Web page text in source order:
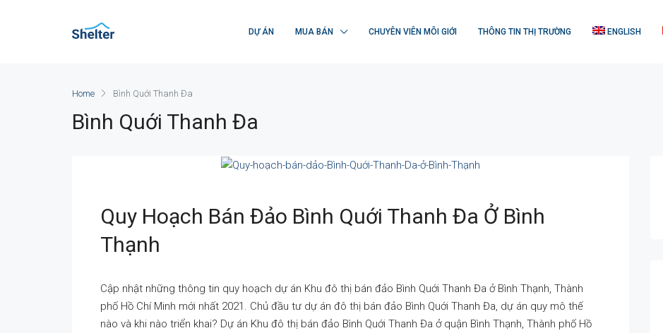
DỰ ÁN MUA BÁN CHUYÊN VIÊN MÔI GIỚI THÔNG TIN THỊ TRƯỜNG ENGLISH
Home Bình Quới Thanh Đa
Bình Quới Thanh Đa
Quy Hoạch Bán Đảo Bình Quới Thanh Đa Ở Bình
Thạnh
Cập nhật những thông tin quy hoạch dự án Khu đô thị bán đảo Bình Quới Thanh Đa ở Bình Thạnh, Thành
phố Hồ Chí Minh mới nhất 2021. Chủ đầu tư dự án đô thị bán đảo Bình Quới Thanh Đa, dự án quy mô thế
nào và khi nào triển khai? Dự án Khu đô thị bán đảo Bình Quới Thanh Đa ở quận Bình Thạnh, Thành phố Hồ